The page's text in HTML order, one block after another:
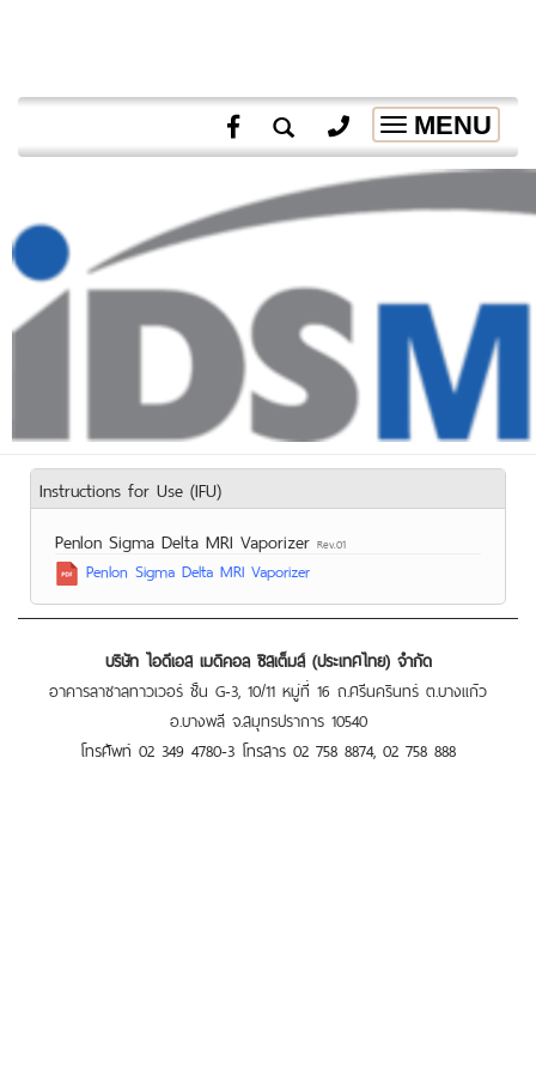
Toggle
navigation
MENU
Instructions for Use (IFU)
Penlon Sigma Delta MRI Vaporizer Rev.01
Penlon Sigma Delta MRI Vaporizer
บริษัท ไอดีเอส เมดิคอล ซิสเต็มส์ (ประเทศไทย) จำกัด
อาคารลาซาลทาวเวอร์ ชั้น G-3, 10/11 หมู่ที่ 16 ถ.ศรีนครินทร์ ต.บางแก้ว
อ.บางพลี จ.สมุทรปราการ 10540
โทรศัพท์ 02 349 4780-3 โทรสาร 02 758 8874, 02 758 888